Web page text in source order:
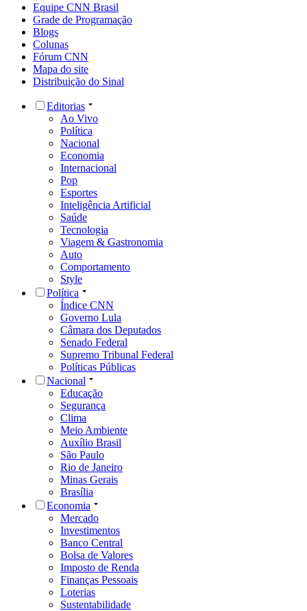
Equipe CNN Brasil
Grade de Programação
Blogs
Colunas
Fórum CNN
Mapa do site
Distribuição do Sinal
Editorias
Ao Vivo
Política
Nacional
Economia
Internacional
Pop
Esportes
Inteligência Artificial
Saúde
Tecnologia
Viagem & Gastronomia
Auto
Comportamento
Style
Política
Índice CNN
Governo Lula
Câmara dos Deputados
Senado Federal
Supremo Tribunal Federal
Políticas Públicas
Nacional
Educação
Segurança
Clima
Meio Ambiente
Auxílio Brasil
São Paulo
Rio de Janeiro
Minas Gerais
Brasília
Economia
Mercado
Investimentos
Banco Central
Bolsa de Valores
Imposto de Renda
Finanças Pessoais
Loterias
Sustentabilidade